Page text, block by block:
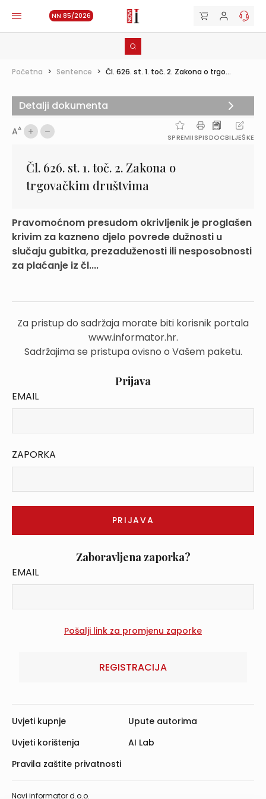
NN 85/2026
Početna > Sentence > Čl. 626. st. 1. toč. 2. Zakona o trgo...
AA
SPREMIISPISDOCBILJEŠKE
Čl. 626. st. 1. toč. 2. Zakona o
trgovačkim društvima
Pravomoćnom presudom okrivljenik je proglašen
krivim za kazneno djelo povrede dužnosti u
slučaju gubitka, prezaduženosti ili nesposobnosti
za plaćanje iz čl....
Za pristup do sadržaja morate biti korisnik portala
www.informator.hr.
Sadržajima se pristupa ovisno o Vašem paketu.
Prijava
EMAIL
ZAPORKA
Zaboravljena zaporka?
EMAIL
REGISTRACIJA
Detalji dokumenta
Novi informator d.o.o.
Uvjeti kupnje
Uvjeti korištenja
Pravila zaštite privatnosti
Upute autorima
AI Lab